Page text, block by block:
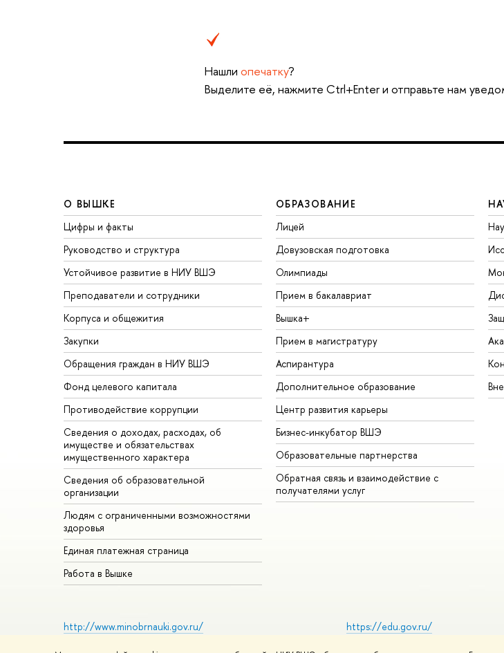
Нашли опечатку?
Выделите её, нажмите Ctrl+Enter и отправьте нам
О ВЫШКЕ
Цифры и факты
Руководство и структура
Устойчивое развитие в НИУ ВШЭ
Преподаватели и сотрудники
Корпуса и общежития
Закупки
Обращения граждан в НИУ ВШЭ
Фонд целевого капитала
Противодействие коррупции
Сведения о доходах, расходах, об
имуществе и обязательствах
имущественного характера
Сведения об образовательной
организации
Людям с ограниченными возможностями
здоровья
Единая платежная страница
Работа в Вышке
ОБРАЗОВАНИЕ
Лицей
Довузовская подготовка
Олимпиады
Прием в бакалавриат
Вышка+
Прием в магистратуру
Аспирантура
Дополнительное образование
Центр развития карьеры
Бизнес-инкубатор ВШЭ
Образовательные партнерства
Обратная связь и взаимодействие с
получателями услуг
http://www.minobrnauki.gov.ru/
https://edu.gov.ru/